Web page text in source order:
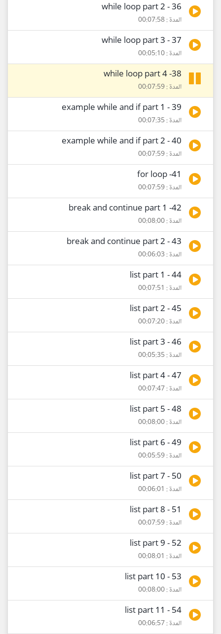
36 - while loop part 2
المدة : 00:07:58
37 - while loop part 3
المدة : 00:05:10
38- while loop part 4
المدة : 00:07:59
39 - example while and if part 1
المدة : 00:07:35
40 - example while and if part 2
المدة : 00:07:59
41- for loop
المدة : 00:07:59
42- break and continue part 1
المدة : 00:08:00
43 - break and continue part 2
المدة : 00:06:03
44 - list part 1
المدة : 00:07:51
45 - list part 2
المدة : 00:07:20
46 - list part 3
المدة : 00:05:35
47 - list part 4
المدة : 00:07:47
48 - list part 5
المدة : 00:08:00
49 - list part 6
المدة : 00:05:59
50 - list part 7
المدة : 00:06:01
51 - list part 8
المدة : 00:07:59
52 - list part 9
المدة : 00:08:01
53 - list part 10
المدة : 00:08:00
54 - list part 11
المدة : 00:06:57